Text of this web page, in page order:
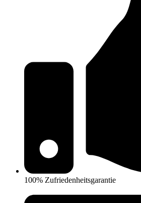
100% Zufriedenheitsgarantie